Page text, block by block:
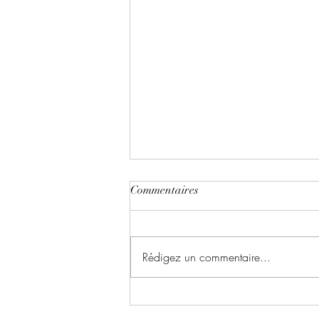
Commentaires
Rédigez un commentaire...